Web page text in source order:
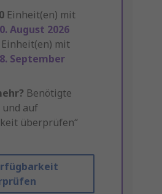
Einheit(en) mit
August 2026
Einheit(en) mit
September
Benötigte
und auf
überprüfen“